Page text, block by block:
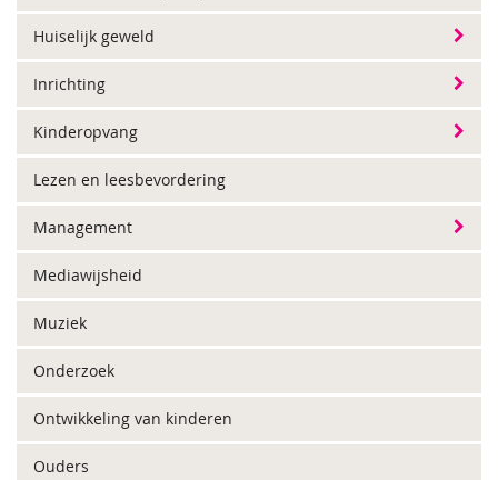
Huiselijk geweld
Inrichting
Kinderopvang
Lezen en leesbevordering
Management
Mediawijsheid
Muziek
Onderzoek
Ontwikkeling van kinderen
Ouders